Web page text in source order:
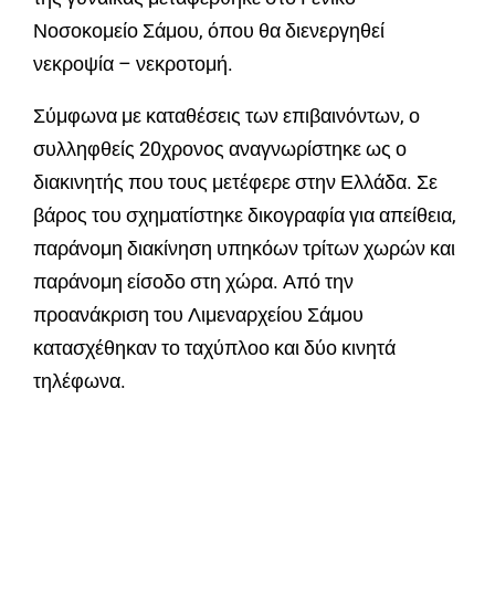
Νοσοκομείο Σάμου, όπου θα διενεργηθεί
νεκροψία – νεκροτομή.
Σύμφωνα με καταθέσεις των επιβαινόντων, ο
συλληφθείς 20χρονος αναγνωρίστηκε ως ο
διακινητής που τους μετέφερε στην Ελλάδα. Σε
βάρος του σχηματίστηκε δικογραφία για απείθεια,
παράνομη διακίνηση υπηκόων τρίτων χωρών και
παράνομη είσοδο στη χώρα. Από την
προανάκριση του Λιμεναρχείου Σάμου
κατασχέθηκαν το ταχύπλοο και δύο κινητά
τηλέφωνα.